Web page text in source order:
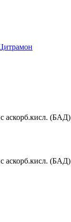
аскорб.кисл. (БАД)
аскорб.кисл. (БАД)